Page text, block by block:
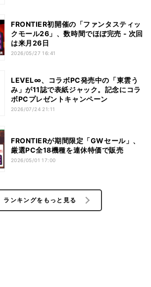
FRONTIER初開催の「ファンタスティッ
クモール26」、数時間でほぼ完売 - 次回
は来月26日
2026/05/27 16:41
LEVEL∞、コラボPC発売中の「東雲う
み」が11誌で表紙ジャック。記念にコラ
ボPCプレゼントキャンペーン
2026/07/24 21:11
FRONTIERが期間限定「GWセール」、
厳選PC全18機種を連休特価で販売
2026/05/01 17:00
ランキングをもっと見る